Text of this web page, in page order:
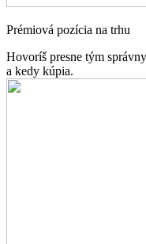
Prémiová pozícia na trhu
Hovoríš presne tým
a kedy kúpia.